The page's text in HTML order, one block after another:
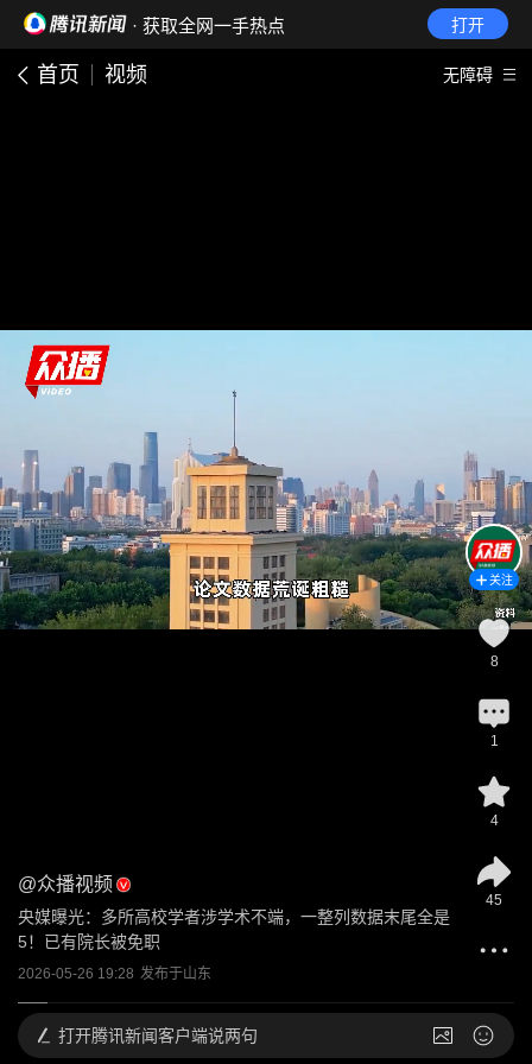
· 获取全网一手热点 打开
首页 视频 无障碍
@众播视频
央媒曝光：多所高校学者涉学术不端，一整列数据末尾全是
5！已有院长被免职
2026-05-26 19:28 发布于山东
关注
8
1
4
45
打开腾讯新闻客户端说两句